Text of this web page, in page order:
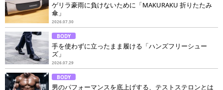
ゲリラ豪雨に負けないために「MAKURAKU 折りたたみ
傘」
2026.07.30
BODY
手を使わずに立ったまま履ける「ハンズフリーシュー
ズ」
2026.07.29
BODY
男のパフォーマンスを底上げする、テストステロンとは